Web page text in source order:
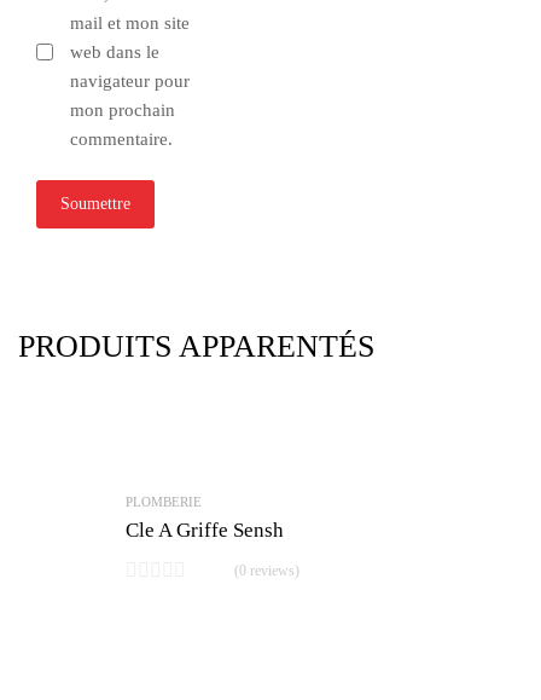
mail et mon site
web dans le
navigateur pour
mon prochain
commentaire.
PRODUITS APPARENTÉS
PLOMBERIE
Cle A Griffe Sensh
(0 reviews)